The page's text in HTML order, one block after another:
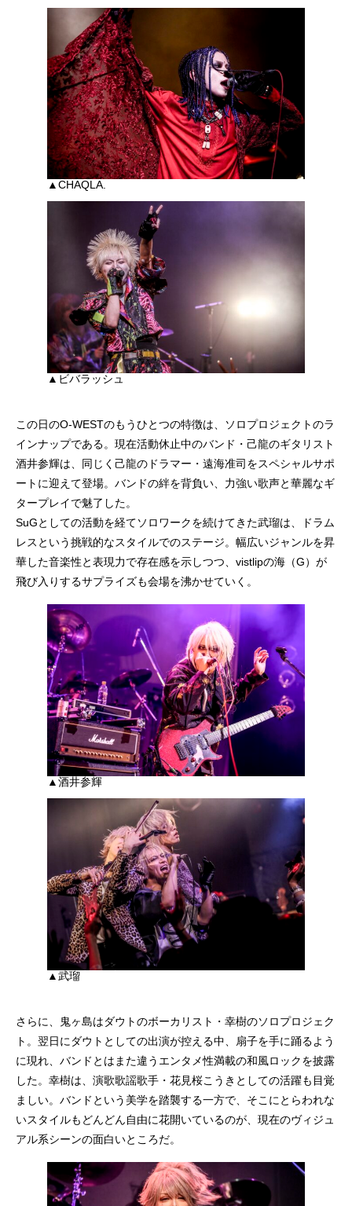
▲CHAQLA.
▲ビバラッシュ
この日のO-WESTのもうひとつの特徴は、ソロプロジェクトのラ
インナップである。現在活動休止中のバンド・己龍のギタリスト
酒井参輝は、同じく己龍のドラマー・遠海准司をスペシャルサポ
ートに迎えて登場。バンドの絆を背負い、力強い歌声と華麗なギ
タープレイで魅了した。
SuGとしての活動を経てソロワークを続けてきた武瑠は、ドラム
レスという挑戦的なスタイルでのステージ。幅広いジャンルを昇
華した音楽性と表現力で存在感を示しつつ、vistlipの海（G）が
飛び入りするサプライズも会場を沸かせていく。
▲酒井参輝
▲武瑠
さらに、鬼ヶ島はダウトのボーカリスト・幸樹のソロプロジェク
ト。翌日にダウトとしての出演が控える中、扇子を手に踊るよう
に現れ、バンドとはまた違うエンタメ性満載の和風ロックを披露
した。幸樹は、演歌歌謡歌手・花見桜こうきとしての活躍も目覚
ましい。バンドという美学を踏襲する一方で、そこにとらわれな
いスタイルもどんどん自由に花開いているのが、現在のヴィジュ
アル系シーンの面白いところだ。